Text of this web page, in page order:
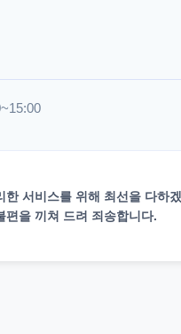
한 서비스를 위해 최선을 다하
편을 끼쳐 드려 죄송합니다.